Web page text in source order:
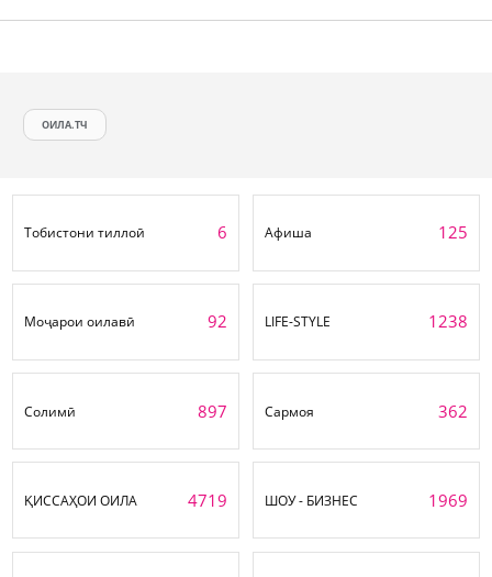
ОИЛА.ТЧ
Тобистони тиллоӣ 6 Афиша 125
Моҷарои оилавӣ 92 LIFE-STYLE 1238
Солимӣ 897 Сармоя 362
ҚИССАҲОИ ОИЛА 4719 ШОУ - БИЗНЕС 1969